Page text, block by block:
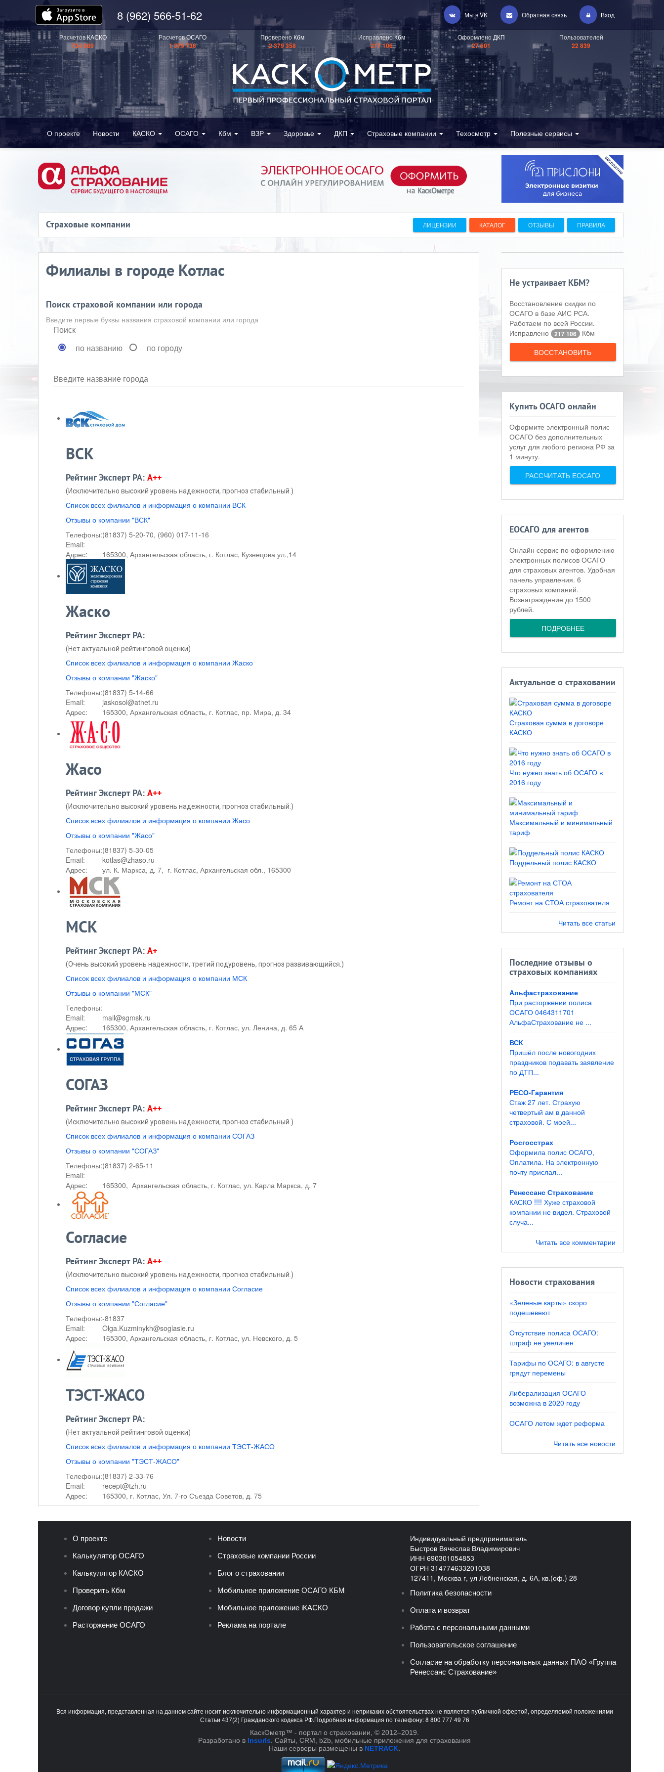
8 (962) 566-51-62 Мы в VK Обратная связь Вход
РасчетовКАСКО
724 089
РасчетовОСАГО
1 379 736
Проверено Кбм
2 379 358
ИсправленоКбм
217 106
Оформлено ДКП
27 601
Пользователей
22 839
О проекте Новости КАСКО ОСАГО Кбм ВЗР Здоровье ДКП Страховые компании Техосмотр Полезные сервисы
Страховые компании ЛИЦЕНЗИИ КАТАЛОГ ОТЗЫВЫ ПРАВИЛА
Филиалы в городе Котлас
Поиск страховой компании или города
Введите первые буквы названия страховой компании или города
Поиск
по названию
по городу
Введите название города
ВСК
Рейтинг Эксперт РА: A++
(Исключительно высокий уровень надежности, прогноз стабильный.)
Список всех филиалов и информация о компании ВСК
Отзывы о компании "ВСК"
Телефоны:(81837) 5-20-70, (960) 017-11-16
Email:
Адрес:
165300, Архангельская область, г. Котлас, Кузнецова ул.,14
Жаско
Рейтинг Эксперт РА:
(Нет актуальной рейтинговой оценки)
Список всех филиалов и информация о компании Жаско
Отзывы о компании "Жаско"
Телефоны:(81837) 5-14-66
Email:
jaskosol@atnet.ru
Адрес:
165300, Архангельская область, г. Котлас, пр. Мира, д. 34
Жасо
Рейтинг Эксперт РА: A++
(Исключительно высокий уровень надежности, прогноз стабильный.)
Список всех филиалов и информация о компании Жасо
Отзывы о компании "Жасо"
Телефоны:(81837) 5-30-05
Email:
kotlas@zhaso.ru
Адрес:
ул. К. Маркса, д. 7, г. Котлас, Архангельская обл., 165300
МСК
Рейтинг Эксперт РА: A+
(Очень высокий уровень надежности, третий подуровень, прогноз развивающийся.)
Список всех филиалов и информация о компании МСК
Отзывы о компании "МСК"
Телефоны:
Email:
mail@sgmsk.ru
Адрес:
165300, Архангельская область, г. Котлас, ул. Ленина, д. 65 А
СОГАЗ
Рейтинг Эксперт РА: A++
(Исключительно высокий уровень надежности, прогноз стабильный.)
Список всех филиалов и информация о компании СОГАЗ
Отзывы о компании "СОГАЗ"
Телефоны:(81837) 2-65-11
Email:
Адрес:
165300, Архангельская область, г. Котлас, ул. Карла Маркса, д. 7
Согласие
Рейтинг Эксперт РА: A++
(Исключительно высокий уровень надежности, прогноз стабильный.)
Список всех филиалов и информация о компании Согласие
Отзывы о компании "Согласие"
Телефоны:-81837
Email:
Olga.Kuzminykh@soglasie.ru
Адрес:
165300, Архангельская область, г. Котлас, ул. Невского, д. 5
ТЭСТ-ЖАСО
Рейтинг Эксперт РА:
(Нет актуальной рейтинговой оценки)
Список всех филиалов и информация о компании ТЭСТ-ЖАСО
Отзывы о компании "ТЭСТ-ЖАСО"
Телефоны:(81837) 2-33-76
Email:
recept@tzh.ru
Адрес:
165300, г. Котлас, Ул. 7-го Съезда Советов, д. 75
Не устраивает КБМ?
Восстановление скидки по
ОСАГО в базе АИС РСА.
Работаем по всей России.
Исправлено
217 106 Кбм
ВОССТАНОВИТЬ
Купить ОСАГО онлайн
Оформите электронный полис
ОСАГО без дополнительных
услуг для любого региона РФ за
1 минуту.
РАССЧИТАТЬ ЕОСАГО
ЕОСАГО для агентов
Онлайн сервис по оформлению
электронных полисов ОСАГО
для страховых агентов. Удобная
панель управления. 6
страховых компаний.
Вознаграждение до 1500
рублей.
ПОДРОБНЕЕ
Актуальное о страховании
Страховая сумма в договоре
КАСКО
Что нужно знать об ОСАГО в
2016 году
Максимальный и минимальный
тариф
Поддельный полис КАСКО
Ремонт на СТОА страхователя
Читать все статьи
Последние отзывы о
страховых компаниях
Альфастрахование
При расторжении полиса
ОСАГО 0464311701
АльфаСтрахование не ...
ВСК
Пришёл после новогодних
праздников подавать заявление
по ДТП...
РЕСО-Гарантия
Стаж 27 лет. Страхую
четвертый ам в данной
страховой. С моей...
Росгосстрах
Оформила полис ОСАГО,
Оплатила. На электронную
почту прислал...
Ренессанс Страхование
КАСКО !!!! Хуже страховой
компании не видел. Страховой
случа...
Читать все комментарии
Новости страхования
«Зеленые карты» скоро
подешевеют
Отсутствие полиса ОСАГО:
штраф не увеличен
Тарифы по ОСАГО: в августе
грядут перемены
Либерализация ОСАГО
возможна в 2020 году
ОСАГО летом ждет реформа
Читать все новости
О проекте
Калькулятор ОСАГО
Калькулятор КАСКО
Проверить Кбм
Договор купли продажи
Расторжение ОСАГО
Новости
Страховые компании России
Блог о страховании
Мобильное приложение ОСАГО КБМ
Мобильное приложение iКАСКО
Реклама на портале
Индивидуальный предприниматель
Быстров Вячеслав Владимирович
ИНН 690301054853
ОГРН 314774633201038
127411, Москва г, ул Лобненская, д. 6А, кв.(оф.) 28
Политика безопасности
Оплата и возврат
Работа с персональными данными
Пользовательское соглашение
Согласие на обработку персональных данных ПАО «Группа
Ренессанс Страхование»
Вся информация, представленная на данном сайте носит исключительно информационный характер и неприкаких обстоятельствах не является публичной офертой, определяемой положениями
Статьи 437(2) Гражданского кодекса РФ.Подробная информация по телефону: 8 800 777 49 76
КаскОметр™ - портал о страховании, © 2012–2019.
Разработано в InsurIs . Cайты, CRM, b2b, мобильные приложения для страхования
Наши серверы размещены в NETRACK